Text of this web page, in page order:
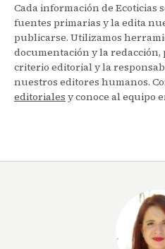
Cada información de Ecoticias
fuentes primarias y la edita
publicarse. Utilizamos
documentación y la
criterio editorial y la
nuestros editores humanos.
editoriales y conoce al equipo